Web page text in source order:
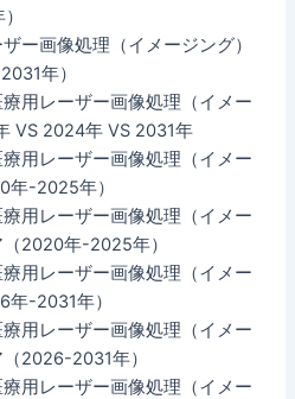
ー画像処理（イメージング）
年）
用レーザー画像処理（イメー
VS 2024年 VS 2031年
用レーザー画像処理（イメー
年-2025年）
用レーザー画像処理（イメー
2020年-2025年）
用レーザー画像処理（イメー
-2031年）
用レーザー画像処理（イメー
2026-2031年）
用レーザー画像処理（イメー